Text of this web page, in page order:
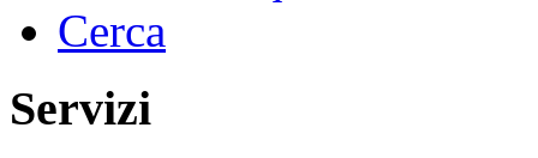
Cerca
Servizi